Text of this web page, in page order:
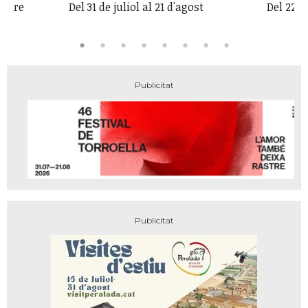
Del 31 de juliol al 21 d'agost Del 22